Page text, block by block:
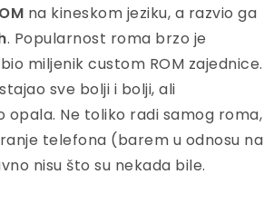
na kineskom jeziku, a razvio ga
. Popularnost roma brzo je
miljenik custom ROM zajednice.
sve bolji i bolji, ali
opala. Ne toliko radi samog roma,
telefona (barem u odnosu na
nisu što su nekada bile.